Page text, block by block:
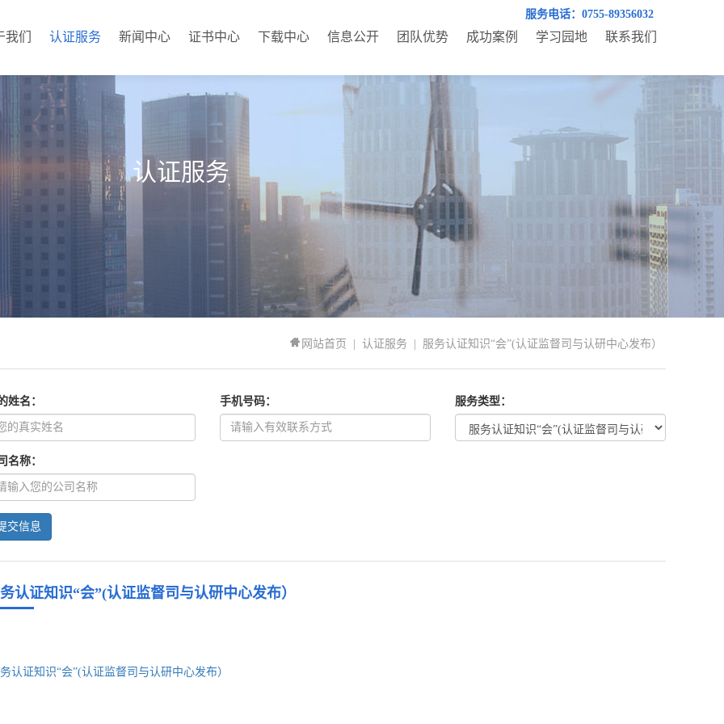
服务电话：0755-89356032
我们 认证服务 新闻中心 证书中心 下载中心 信息公开 团队优势 成功案例 学习园地 联系我们
认证服务
网站首页 认证服务 服务认证知识“会”(认证监督司与认研中心发布）
姓名： 手机号码： 服务类型：
名称：
交信息
认证知识“会”(认证监督司与认研中心发布）
认证知识“会”(认证监督司与认研中心发布）